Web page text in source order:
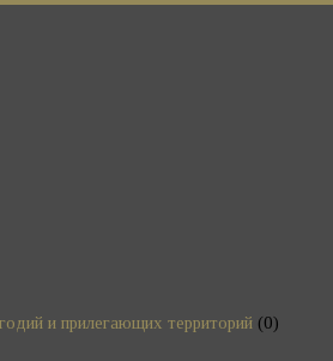
и прилегающих территорий (0)